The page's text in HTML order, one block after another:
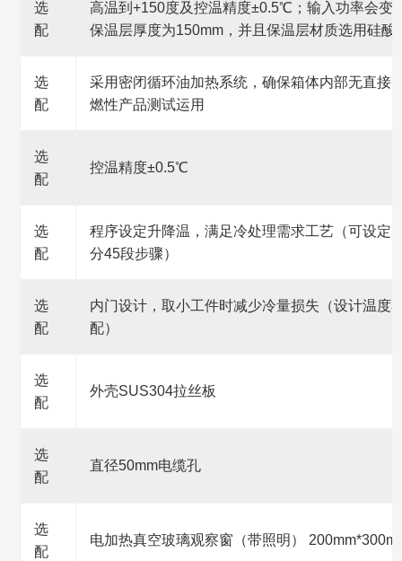
选
配
高温到+150度及控温精度±0.5℃；输入功率会变
保温层厚度为150mm，并且保温层材质选用硅酸
选
配
采用密闭循环油加热系统，确保箱体内部无直接
燃性产品测试运用
选
配
控温精度±0.5℃
选
配
程序设定升降温，满足冷处理需求工艺（可设定
分45段步骤）
选
配
内门设计，取小工件时减少冷量损失（设计温度
配）
选
配
外壳SUS304拉丝板
选
配
直径50mm电缆孔
选
配
电加热真空玻璃观察窗（带照明）